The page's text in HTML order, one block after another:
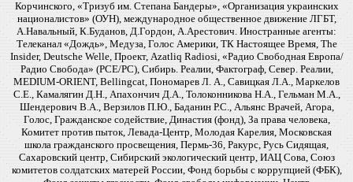
Корчинского, «Тризуб им. Степана Бандеры», «Организация украинских
националистов» (ОУН), международное общественное движение ЛГБТ,
А.Навальный, К.Буданов, Д.Гордон, А.Арестович. Иностранные агенты:
Телеканал «Дождь», Медуза, Голос Америки, ТК Настоящее Время, The
Insider, Deutsche Welle, Проект, Azatliq Radiosi, «Радио Свободная Европа/
Радио Свобода» (PCE/PC), Сибирь. Реалии, Фактограф, Север. Реалии,
MEDIUM-ORIENT, Bellingcat, Пономарев Л. А., Савицкая Л.А., Маркелов
С.Е., Камалягин Д.Н., Апахончич Д.А., Толоконникова Н.А., Гельман М.А.,
Шендерович В.А., Верзилов П.Ю., Баданин Р.С., Альянс Врачей, Агора,
Голос, Гражданское содействие, Династия (фонд), За права человека,
Комитет против пыток, Левада-Центр, Молодая Карелия, Московская
школа гражданского просвещения, Пермь-36, Ракурс, Русь Сидящая,
Сахаровский центр, Сибирский экологический центр, ИАЦ Сова, Союз
комитетов солдатских матерей России, Фонд борьбы с коррупцией (ФБК),